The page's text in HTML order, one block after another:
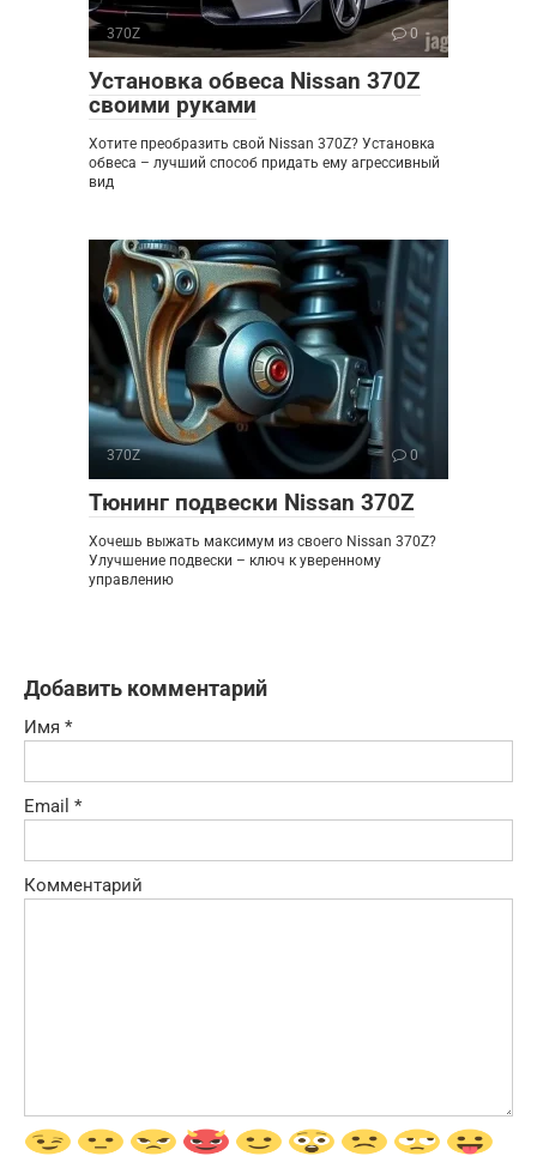
370Z 0
Установка обвеса Nissan 370Z
своими руками
Хотите преобразить свой Nissan 370Z? Установка
обвеса – лучший способ придать ему агрессивный
вид
370Z 0
Тюнинг подвески Nissan 370Z
Хочешь выжать максимум из своего Nissan 370Z?
Улучшение подвески – ключ к уверенному
управлению
Добавить комментарий
Имя *
Email *
Комментарий